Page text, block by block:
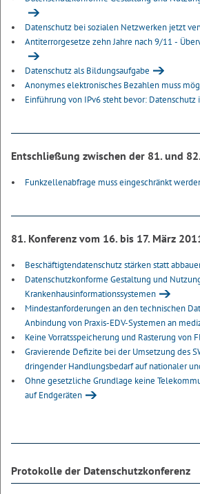
Datenschutz bei sozialen Netzwerken jetzt
Antiterrorgesetze zehn Jahre nach 9/11 -
Datenschutz als Bildungsaufgabe
Anonymes elektronisches Bezahlen muss
Einführung von IPv6 steht bevor: Datenschutz
Entschließung zwischen der 81. und
Funkzellenabfrage muss eingeschränkt
81. Konferenz vom 16. bis 17. März
Beschäftigtendatenschutz stärken statt
Datenschutzkonforme Gestaltung und
Krankenhausinformationssystemen
Mindestanforderungen an den technischen
Anbindung von Praxis-EDV-Systemen an
Keine Vorratsspeicherung und Rasterung von
Gravierende Defizite bei der Umsetzung des
dringender Handlungsbedarf auf nationaler
Ohne gesetzliche Grundlage keine
auf Endgeräten
Protokolle der Datenschutzkonferenz